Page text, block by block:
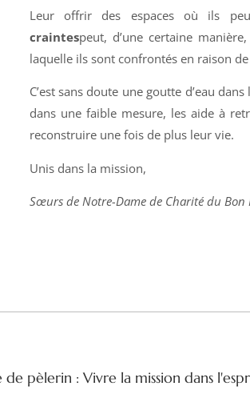
Leur offrir des espaces où ils
craintespeut, d’une certaine
laquelle ils sont confrontés en raison
C’est sans doute une goutte d’eau
dans une faible mesure, les aide à
reconstruire une fois de plus leur vie.
Unis dans la mission,
Sœurs de Notre-Dame de Charité du Bon